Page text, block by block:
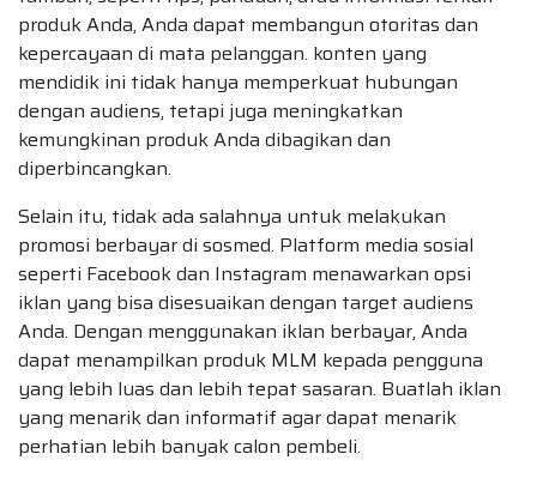
produk Anda, Anda dapat membangun otoritas dan
kepercayaan di mata pelanggan. konten yang
mendidik ini tidak hanya memperkuat hubungan
dengan audiens, tetapi juga meningkatkan
kemungkinan produk Anda dibagikan dan
diperbincangkan.
Selain itu, tidak ada salahnya untuk melakukan
promosi berbayar di sosmed. Platform media sosial
seperti Facebook dan Instagram menawarkan opsi
iklan yang bisa disesuaikan dengan target audiens
Anda. Dengan menggunakan iklan berbayar, Anda
dapat menampilkan produk MLM kepada pengguna
yang lebih luas dan lebih tepat sasaran. Buatlah iklan
yang menarik dan informatif agar dapat menarik
perhatian lebih banyak calon pembeli.